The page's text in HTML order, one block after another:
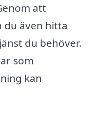
att
du även hitta
du behöver.
som
kan